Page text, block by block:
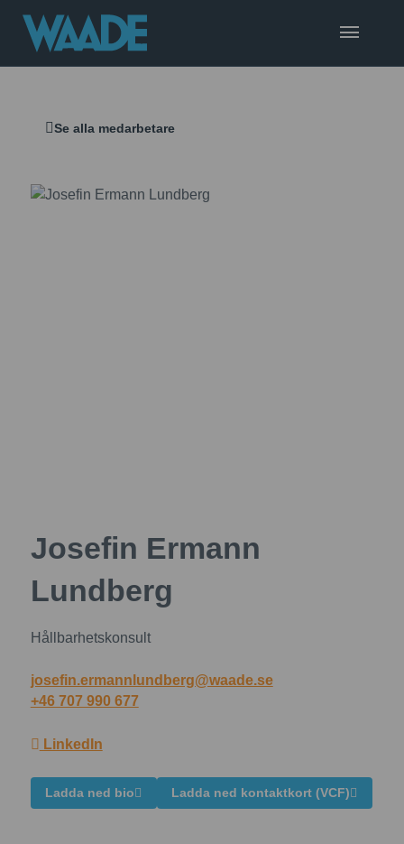
Se alla medarbetare
Josefin Ermann
Lundberg
Hållbarhetskonsult
josefin.ermannlundberg@waade.se
+46 707 990 677
LinkedIn
Ladda ned bio Ladda ned kontaktkort (VCF)